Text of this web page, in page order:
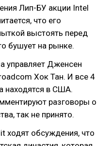
Лип-БУ акции Intel
что его
выстоять перед
бушует на рынке.
управляет Дженсен
Хок Тан. И все 4
находятся в США.
разговоры о
так не принято.
ходят обсуждения, что